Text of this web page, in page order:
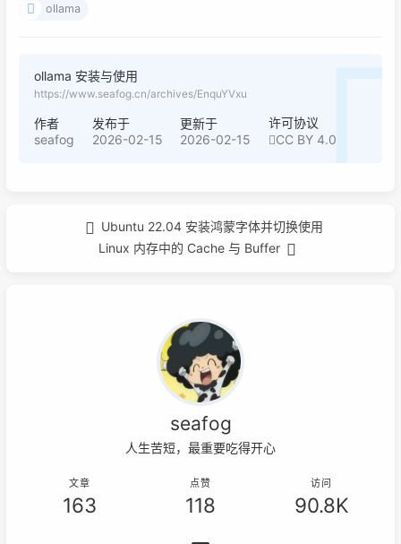
ollama
ollama 安装与使用
https://www.seafog.cn/archives/EnquYVxu
作者
seafog
发布于
2026-02-15
更新于
2026-02-15
许可协议
CC BY 4.0
Ubuntu 22.04 安装鸿蒙字体并切换使用
Linux 内存中的 Cache 与 Buffer
seafog
人生苦短，最重要吃得开心
文章
163
点赞
118
访问
90.8K